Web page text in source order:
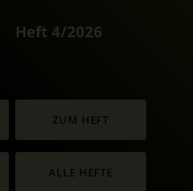
Heft 4/2026
ZUM HEFT
ALLE HEFTE